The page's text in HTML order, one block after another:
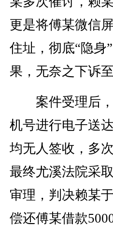
更是将傅某微信
住址，彻底“隐身
果，无奈之下诉
案件受理后，
机号进行电子送
均无人签收，多
最终尤溪法院采
审理，判决赖某
偿还傅某借款